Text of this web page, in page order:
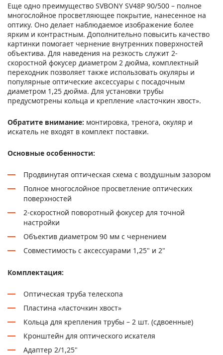
Еще одно преимущество SVBONY SV48P 90/500 – полное
многослойное просветляющее покрытие, нанесенное на
оптику. Оно делает наблюдаемое изображение более
ярким и контрастным. Дополнительно повысить качество
картинки помогает чернение внутренних поверхностей
объектива. Для наведения на резкость служит 2-
скоростной фокусер диаметром 2 дюйма, комплектный
переходник позволяет также использовать окуляры и
популярные оптические аксессуары с посадочным
диаметром 1,25 дюйма. Для установки трубы
предусмотрены кольца и крепление «ласточкин хвост».
Обратите внимание: монтировка, тренога, окуляр и
искатель не входят в комплект поставки.
Основные особенности:
Продвинутая оптическая схема с воздушным зазором
Полное многослойное просветление оптических
поверхностей
2-скоростной поворотный фокусер для точной
настройки
Объектив диаметром 90 мм с чернением
Совместимость с аксессуарами 1,25" и 2"
Комплектация:
Оптическая труба телескопа
Пластина «ласточкин хвост»
Кольца для крепления трубы – 2 шт. (сдвоенные)
Кронштейн для оптического искателя
Адаптер 2/1,25"